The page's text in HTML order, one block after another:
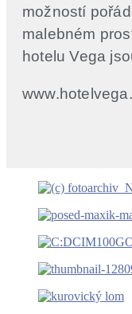
možností
malebném
hotelu Vega